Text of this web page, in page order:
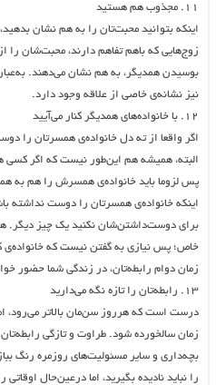
۱۱. مجذوب هم هستید
اینکه بتوانید محبت‌تان را به‌ هم نشان
زوج‌هایی که باهم تفاهم دارند، محبت‌شان را
بوسیدن همدیگر، به‌ هم نشان می‌دهند.
نیز نشانه‌ی خاصی از علاقه وجود دارد.
۱۲. با خانواده‌های همدیگر کنار می‌آیید
اگر واقعا از ته دل خانواده‌ی همسرتان را
البته، همیشه هم این‌طور نیست که اگر
پس لزوما باید خانواده‌ی همسرش را هم به
اینکه خانواده‌ی همسرتان را دوست نداشته
برای دوست‌داشتن‌شان نکنید یک چیز دیگر.
خاص؛ پس نیازی به گفتن نیست که خانواده‌ی
زمان دوام رابطه‌تان، در زندگی شما حضور
۱۳. رابطه‌تان را تازه نگه می‌دارید
درست است که هرروز سن‌مان بالاتر می‌رود،
زمان سالخورده شود. طراوت و تازگی
بچه‌داری و سایر مسئولیت‌های روزمره رنگ
را نباید نادیده بگیرید، اما درعین‌حال